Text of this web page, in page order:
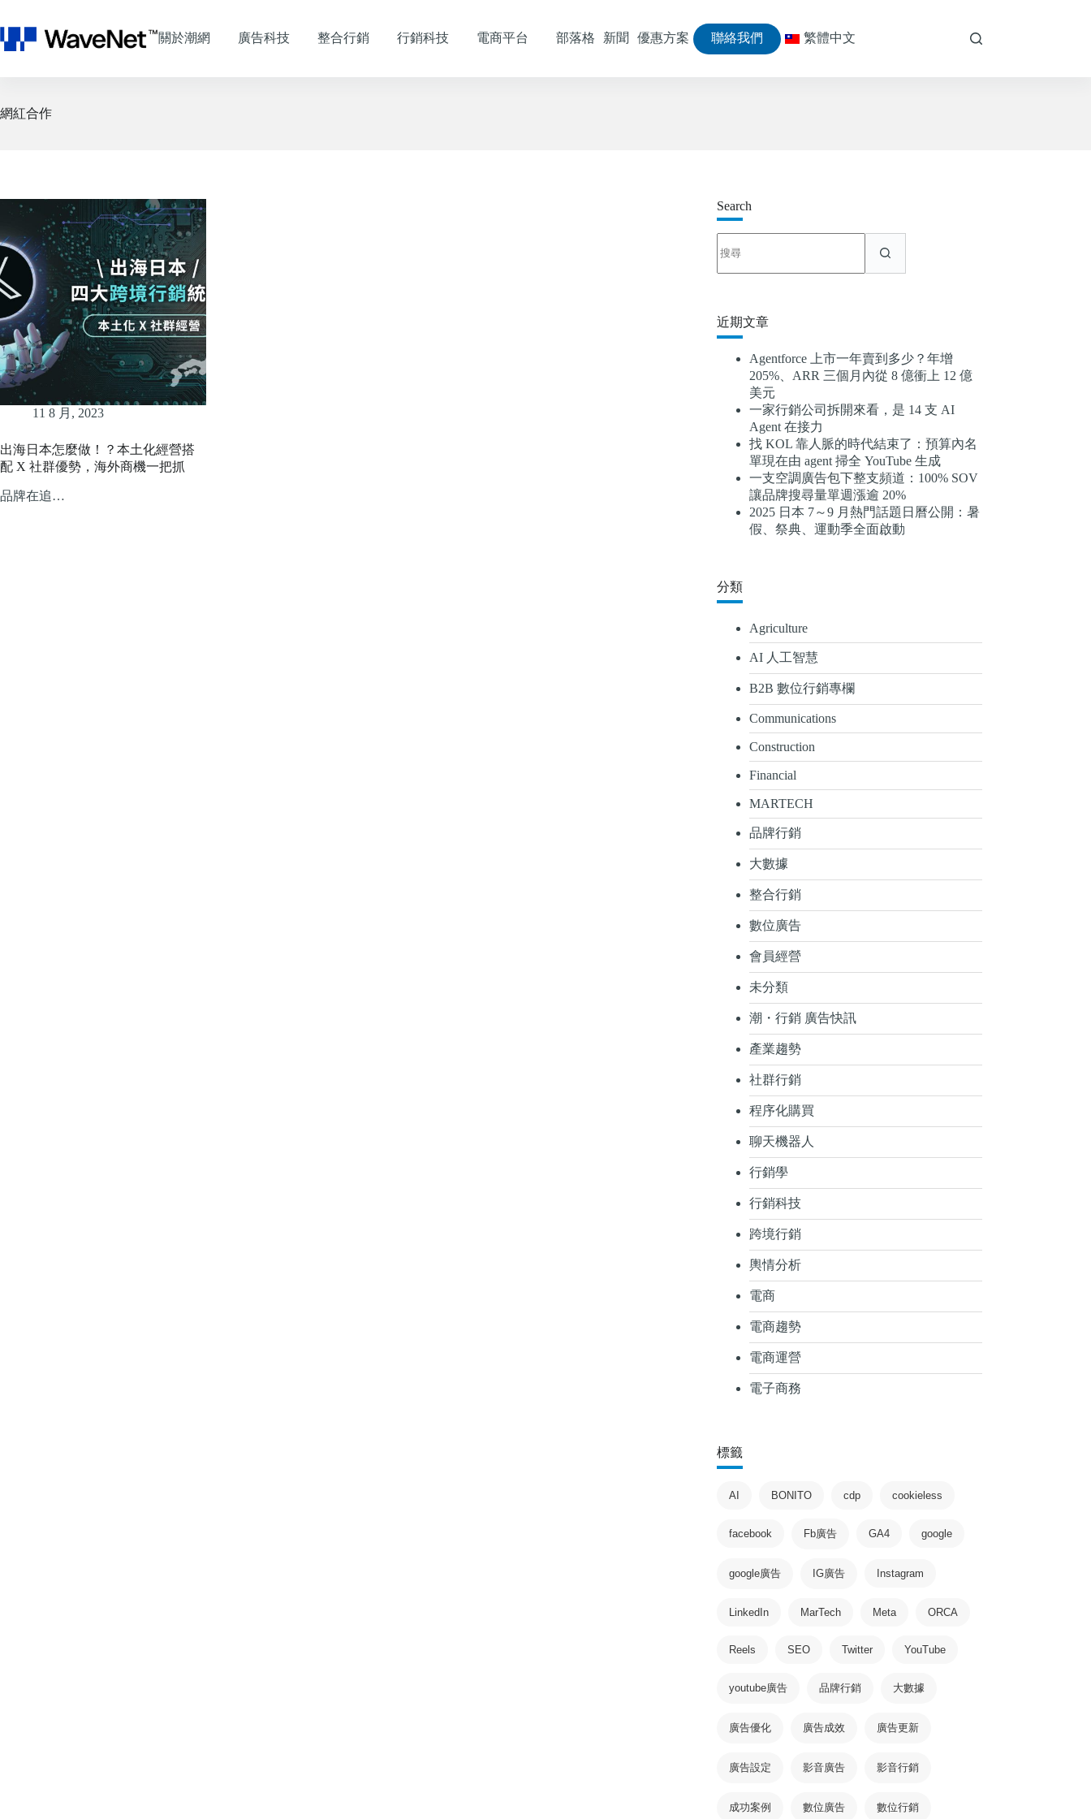
至
主
關於潮網 廣告科技 整合行銷 行銷科技 電商平台 部落格 新聞 優惠方案 聯絡我們 繁體中文
網紅合作
11 8 月, 2023
出海日本怎麼做！？本土化經營搭
配 X 社群優勢，海外商機一把抓
品牌在追…
Search
不
到
條
件
近期文章
Agentforce 上市一年賣到多少？年增
205%、ARR 三個月內從 8 億衝上 12 億
美元
一家行銷公司拆開來看，是 14 支 AI
Agent 在接力
找 KOL 靠人脈的時代結束了：預算內名
單現在由 agent 掃全 YouTube 生成
一支空調廣告包下整支頻道：100% SOV
讓品牌搜尋量單週漲逾 20%
2025 日本 7～9 月熱門話題日曆公開：暑
假、祭典、運動季全面啟動
分類
Agriculture
AI 人工智慧
B2B 數位行銷專欄
Communications
Construction
Financial
MARTECH
品牌行銷
大數據
整合行銷
數位廣告
會員經營
未分類
潮・行銷 廣告快訊
產業趨勢
社群行銷
程序化購買
聊天機器人
行銷學
行銷科技
跨境行銷
輿情分析
電商
電商趨勢
電商運營
電子商務
標籤
AI BONITO cdp cookieless
facebook Fb廣告 GA4 google
google廣告 IG廣告 Instagram
LinkedIn MarTech Meta ORCA
Reels SEO Twitter YouTube
youtube廣告 品牌行銷 大數據
廣告優化 廣告成效 廣告更新
廣告設定 影音廣告 影音行銷
成功案例 數位廣告 數位行銷